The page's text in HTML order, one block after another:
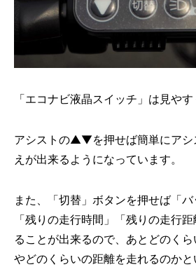
「エコナビ液晶スイッチ」は見や
アシストの▲▼を押せば簡単にアシ
えが出来るようになっています。
また、「切替」ボタンを押せば「バ
「残りの走行時間」「残りの走行
ることが出来るので、あとどのく
やどのくらいの距離を走れるのか